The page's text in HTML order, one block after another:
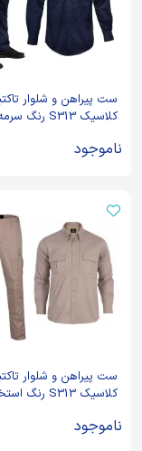
ست پیراهن و شلوار
کلاسیک S313 رنگ سرمه ای
ناموجود
ست پیراهن و شلوار
کلاسیک S313 رنگ استخوانی
ناموجود